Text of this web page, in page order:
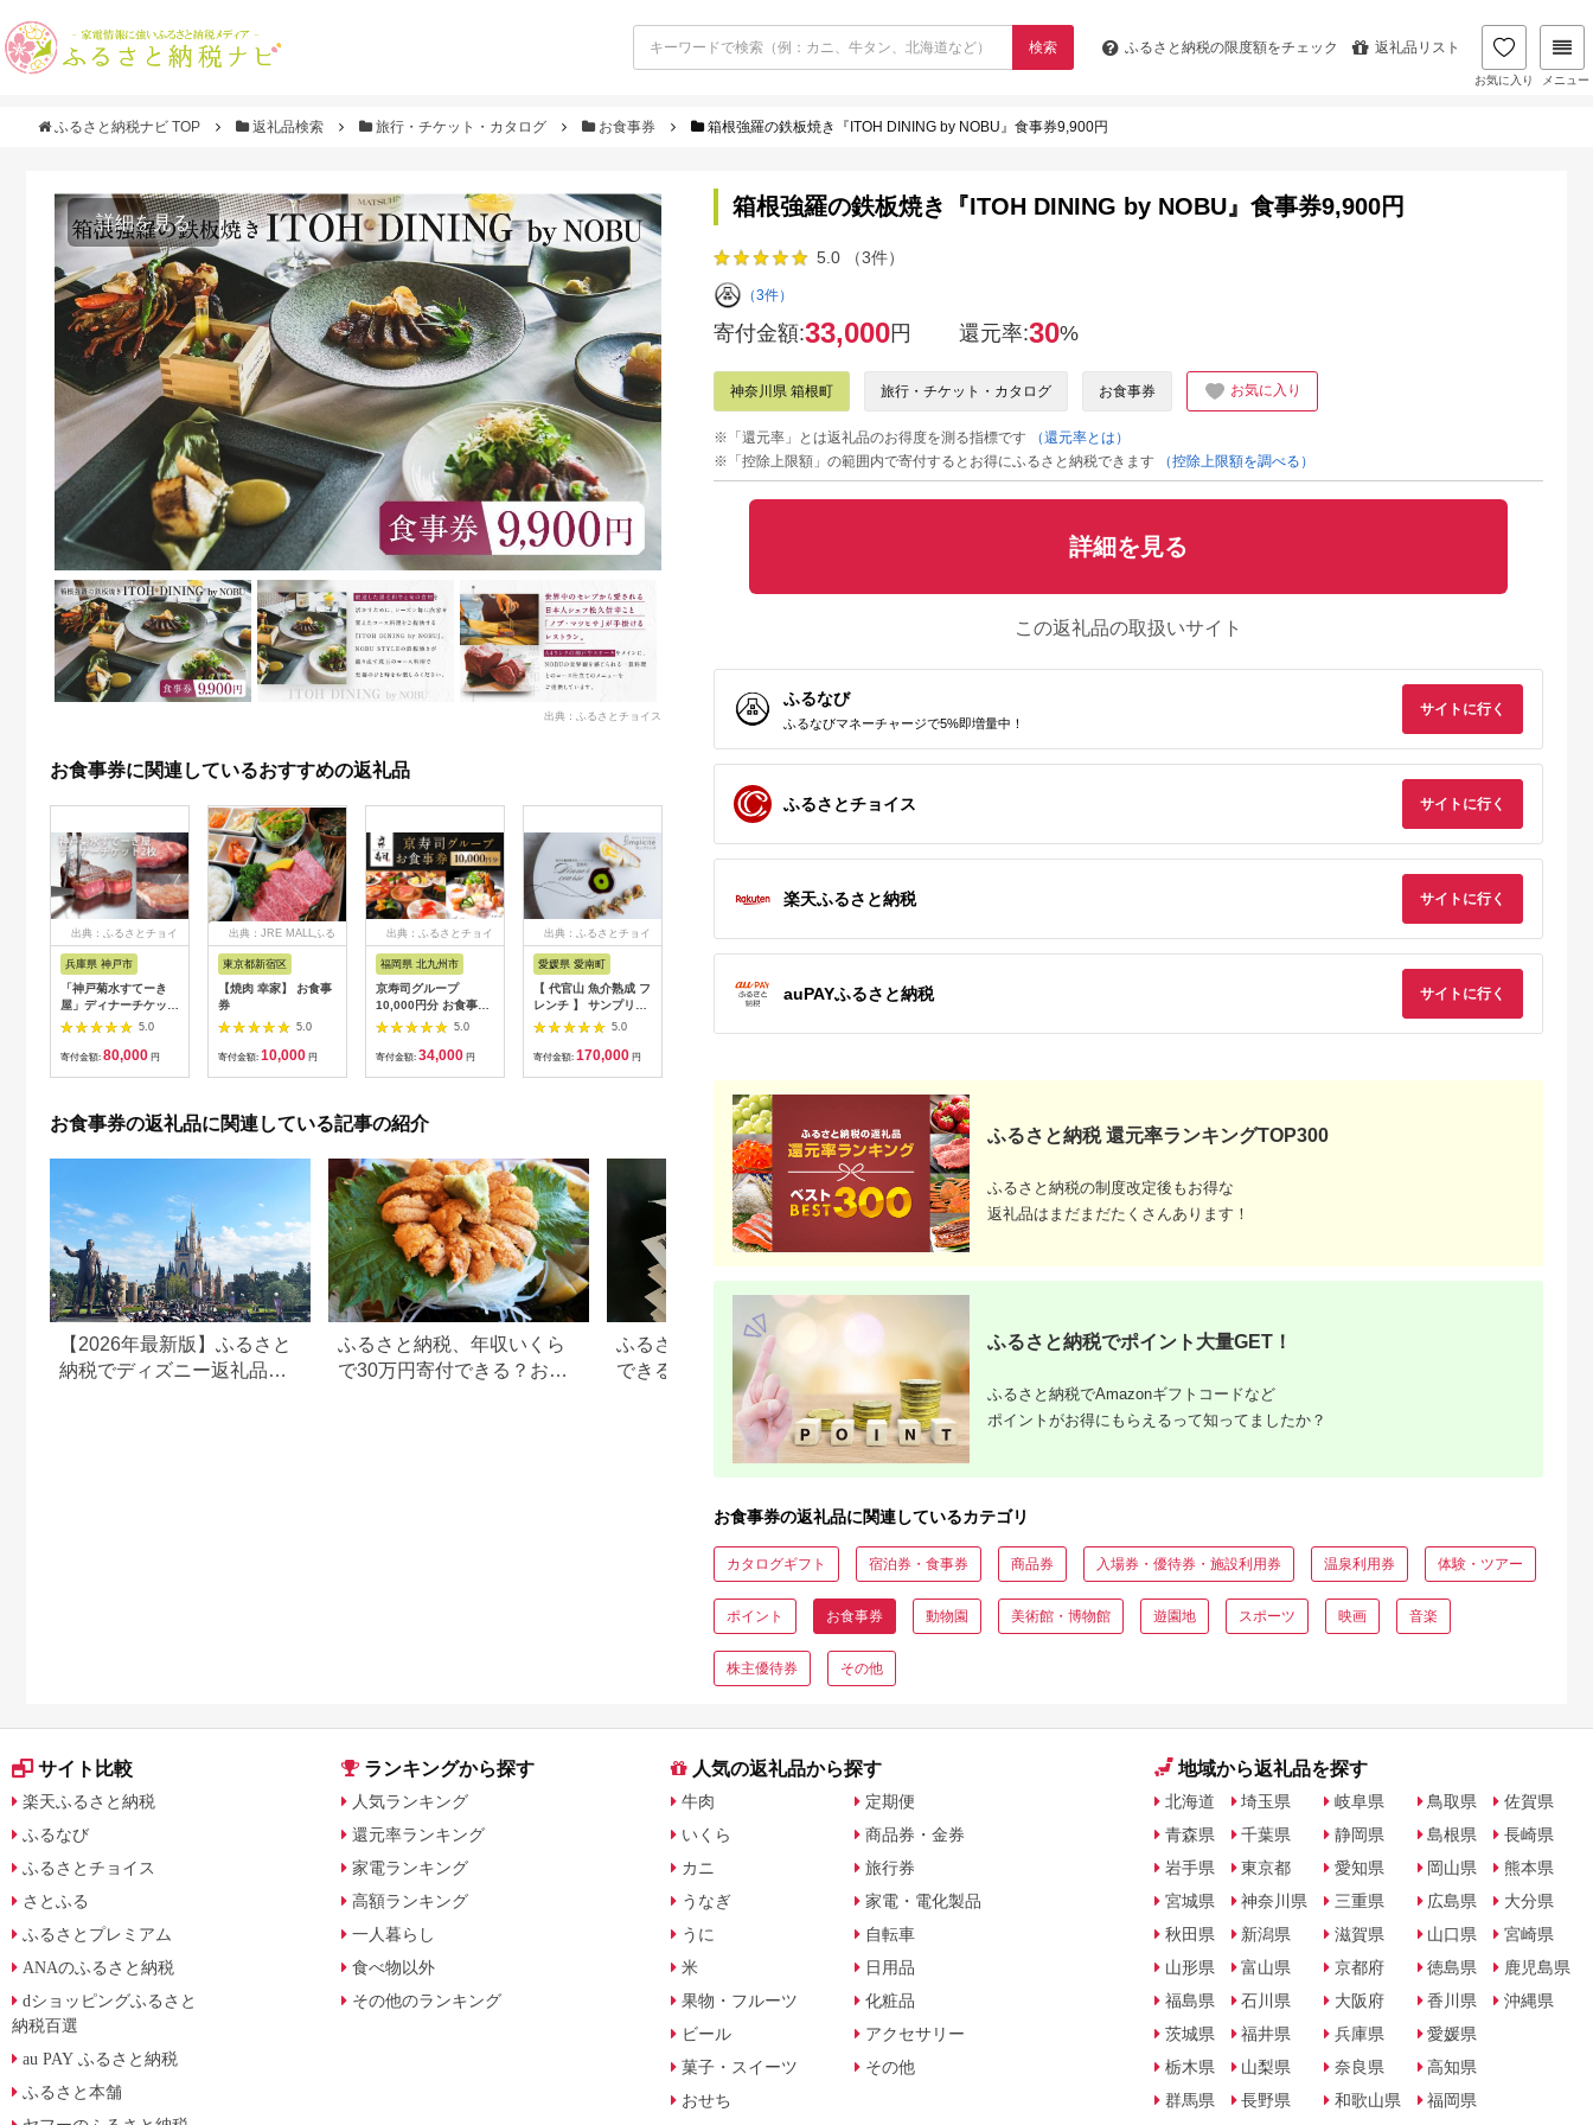
検索 ふるさと納税の限度額をチェック 返礼品リスト
お気に入り メニュー
ふるさと納税ナビ TOP 返礼品検索 旅行・チケット・カタログ お食事券 箱根強羅の鉄板焼き『ITOH DINING by NOBU』食事券9,900円
詳細を見る
出典：ふるさとチョイス
お食事券に関連しているおすすめの返礼品
出典：ふるさとチョイ
兵庫県 神戸市
「神戸菊水すてーき
屋」ディナーチケット
（2枚）
5.0
寄付金額: 80,000 円
出典：JRE MALLふる
東京都新宿区
【焼肉 幸家】 お食事
券
5.0
寄付金額: 10,000 円
出典：ふるさとチョイ
福岡県 北九州市
京寿司グループ
10,000円分 お食事券
1000円×10枚 食事チ
ケット チケット 寿司
福岡県 北九州市
5.0
寄付金額: 34,000 円
出典：ふるさとチョイ
愛媛県 愛南町
【 代官山 魚介熟成 フ
レンチ 】 サンプリシ
テ 「 愛南町 ディナー
コース 」 食事券 2名
様分
5.0
寄付金額: 170,000 円
【ふるさと納税】「ホ
テル竹園芦屋」ご宿泊
分 (1000円×20枚)
素泊まり 朝食付き 1
泊2食付き サウナ付き
大浴場 レストラン カ
フェ 食事 ランチ ディ
料亭金城樓のお食事券
(ペア）
Sky Restaurant 634
お花屋さんのカフェ
ランチセットご利用券
「ホテル ラ・スイー
ト神戸ハーバーラン
ド」レストランディ
ー券
お食事券の返礼品に関連している記事の紹介
【2026年最新版】ふるさと
納税でディズニー返礼品は
ふるさと納税、年収いくら
で30万円寄付できる？おす
ふるさと納税で15万円寄付
できる年収は？家電などお
すすめ返礼品も
【2026年】ふるさと納税
100万円の寄付でもらえるお
すすめ返礼品！
箱根強羅の鉄板焼き『ITOH DINING by NOBU』食事券9,900円
5.0 （3件）
（3件）
寄付金額:33,000円 還元率:30%
神奈川県 箱根町 旅行・チケット・カタログ お食事券 お気に入り
※「還元率」とは返礼品のお得度を測る指標です
（還元率とは）
※「控除上限額」の範囲内で寄付するとお得にふるさと納税できます
（控除上限額を調べる）
詳細を見る
この返礼品の取扱いサイト
ふるなび
ふるなびマネーチャージで5%即増量中！
サイトに行く
ふるさとチョイス サイトに行く
楽天ふるさと納税 サイトに行く
auPAYふるさと納税 サイトに行く
ふるさと納税 還元率ランキングTOP300
ふるさと納税の制度改定後もお得な
返礼品はまだまだたくさんあります！
ふるさと納税でポイント大量GET！
ふるさと納税でAmazonギフトコードなど
ポイントがお得にもらえるって知ってましたか？
お食事券の返礼品に関連しているカテゴリ
カタログギフト 宿泊券・食事券 商品券 入場券・優待券・施設利用券 温泉利用券 体験・ツアー
ポイント お食事券 動物園 美術館・博物館 遊園地 スポーツ 映画 音楽
株主優待券 その他
サイト比較
楽天ふるさと納税
ふるなび
ふるさとチョイス
さとふる
ふるさとプレミアム
ANAのふるさと納税
dショッピングふるさと
納税百選
au PAY ふるさと納税
ふるさと本舗
ランキングから探す
人気ランキング
還元率ランキング
家電ランキング
高額ランキング
一人暮らし
食べ物以外
その他のランキング
人気の返礼品から探す
牛肉
いくら
カニ
うなぎ
うに
米
果物・フルーツ
ビール
菓子・スイーツ
おせち
定期便
商品券・金券
旅行券
家電・電化製品
自転車
日用品
化粧品
アクセサリー
その他
地域から返礼品を探す
北海道
青森県
岩手県
宮城県
秋田県
山形県
福島県
茨城県
栃木県
群馬県
埼玉県
千葉県
東京都
神奈川県
新潟県
富山県
石川県
福井県
山梨県
長野県
岐阜県
静岡県
愛知県
三重県
滋賀県
京都府
大阪府
兵庫県
奈良県
和歌山県
鳥取県
島根県
岡山県
広島県
山口県
徳島県
香川県
愛媛県
高知県
福岡県
佐賀県
長崎県
熊本県
大分県
宮崎県
鹿児島県
沖縄県